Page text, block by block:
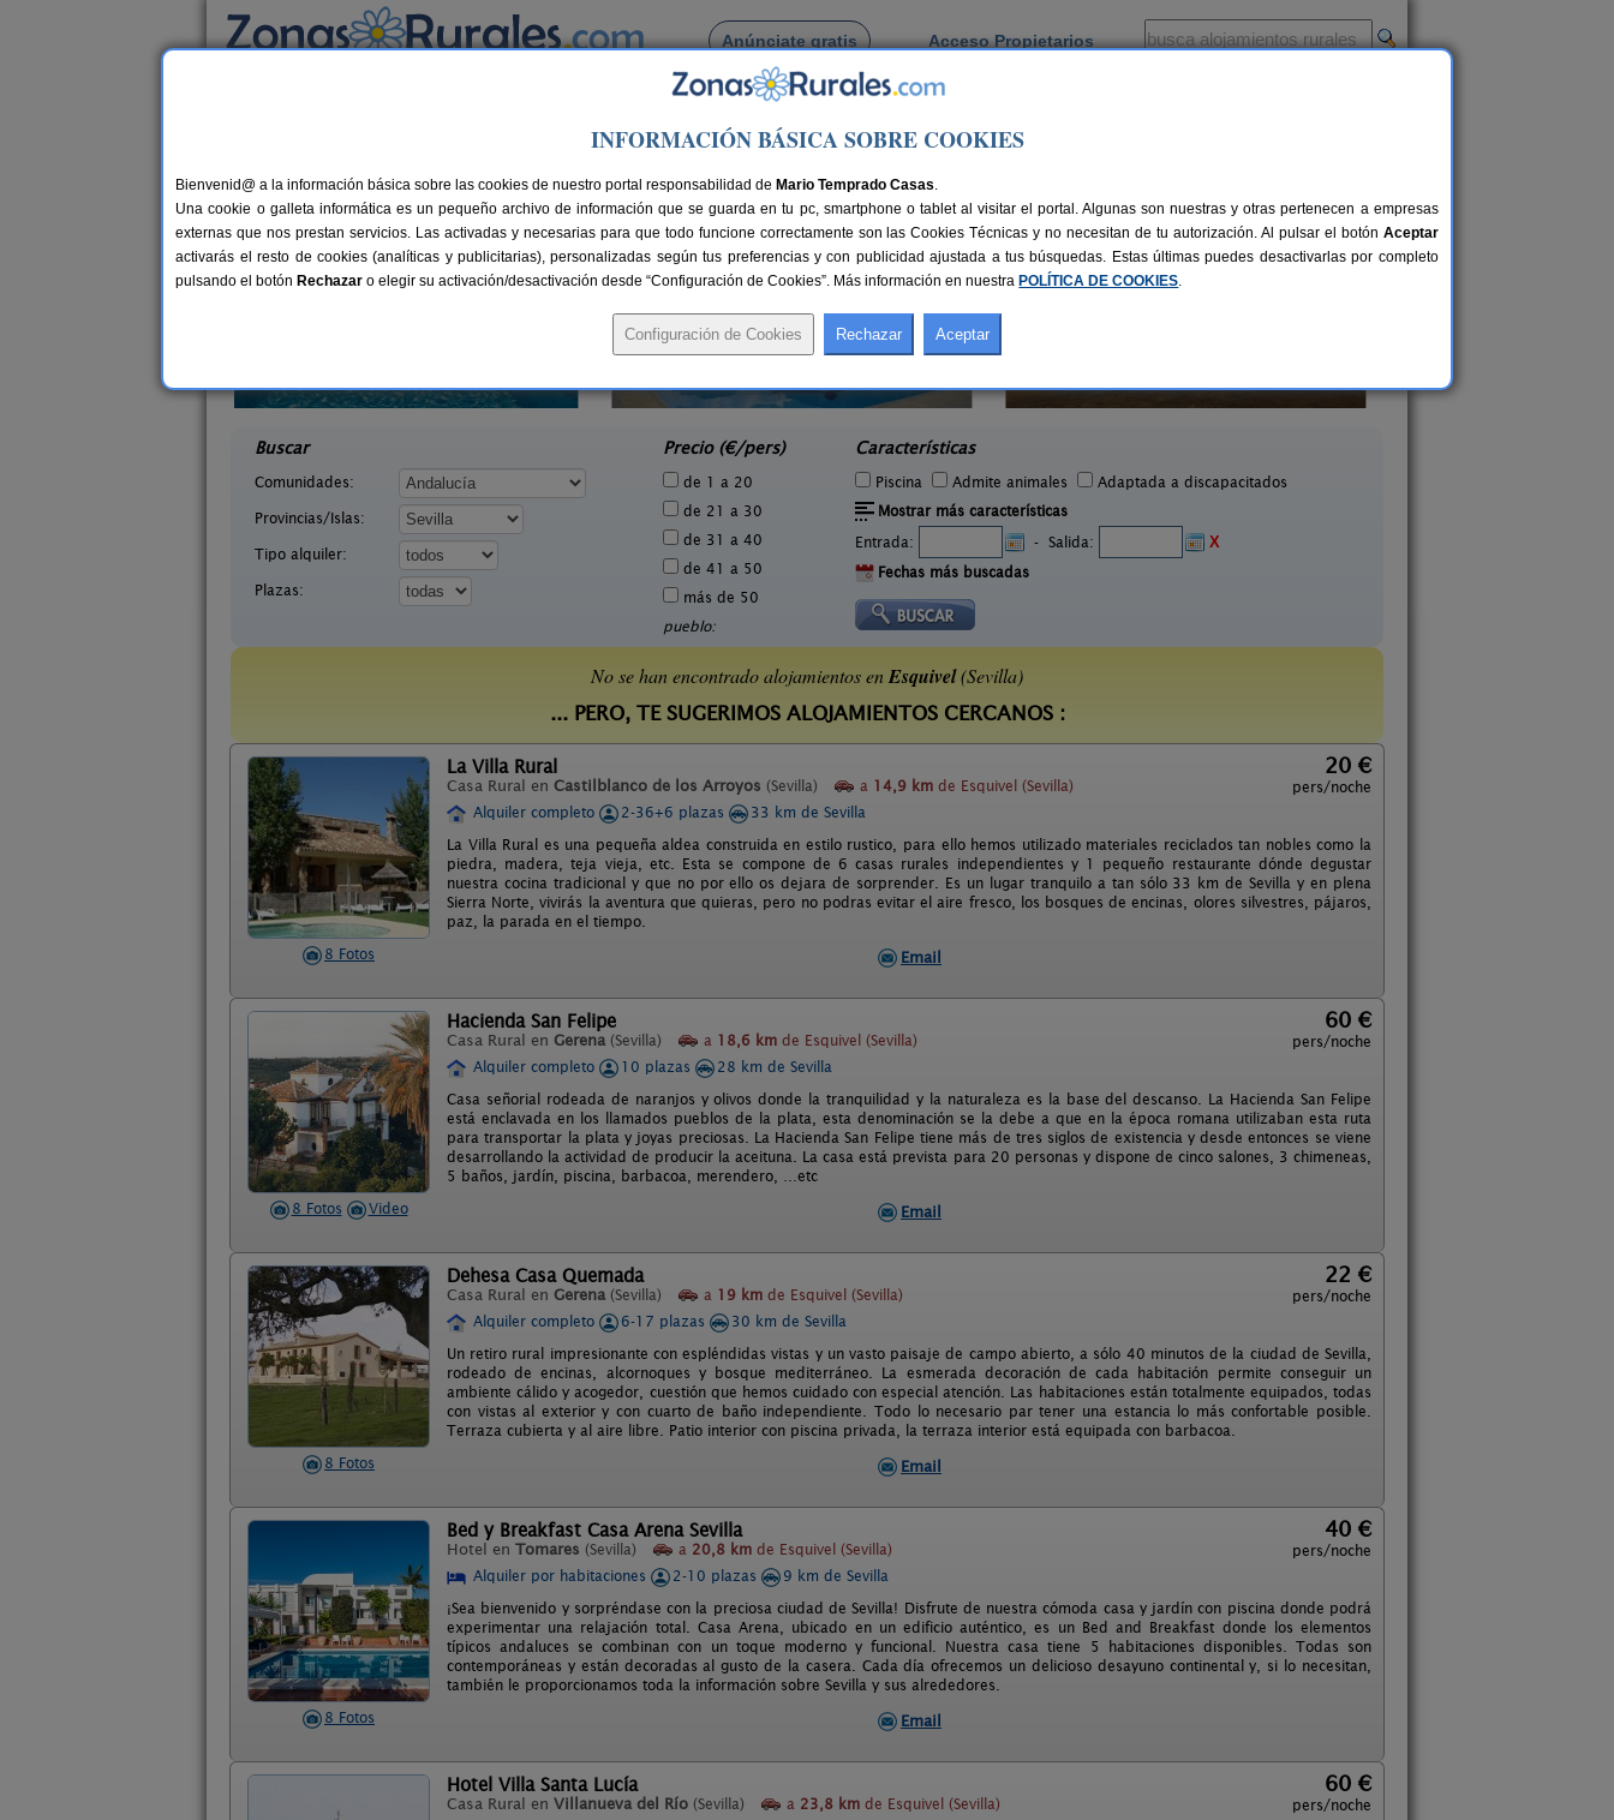
Anúnciate gratis Acceso Propietarios
Busca por pueblo
Casas Rurales cerca de Esquivel
35 €
Hacienda San José
Buscar
Comunidades:
Provincias/Islas:
Tipo alquiler:
Plazas:
Precio (€/pers)
de 1 a 20
de 21 a 30
de 31 a 40
de 41 a 50
más de 50
pueblo:
Características
Piscina Admite animales
Adaptada a discapacitados
Mostrar más características
Entrada:
- Salida:
X
Fechas más buscadas
No se han encontrado alojamientos enEsquivel(Sevilla)
... PERO, TE SUGERIMOS ALOJAMIENTOS CERCANOS :
8 Fotos
La Villa Rural
Casa Rural en Castilblanco de los Arroyos (Sevilla) a 14,9 km de Esquivel (Sevilla)
20 €
pers/noche
Alquiler completo
2-36+6 plazas
33 km de Sevilla
La Villa Rural es una pequeña aldea construida en estilo rustico, para ello hemos utilizado materiales reciclados tan nobles como la
piedra, madera, teja vieja, etc. Esta se compone de 6 casas rurales independientes y 1 pequeño restaurante dónde degustar
nuestra cocina tradicional y que no por ello os dejara de sorprender. Es un lugar tranquilo a tan sólo 33 km de Sevilla y en plena
Sierra Norte, vivirás la aventura que quieras, pero no podras evitar el aire fresco, los bosques de encinas, olores silvestres, pájaros,
paz, la parada en el tiempo.
Email
8 Fotos Video
Hacienda San Felipe
Casa Rural en Gerena (Sevilla) a 18,6 km de Esquivel (Sevilla)
60 €
pers/noche
Alquiler completo
10 plazas
28 km de Sevilla
Casa señorial rodeada de naranjos y olivos donde la tranquilidad y la naturaleza es la base del descanso. La Hacienda San Felipe
está enclavada en los llamados pueblos de la plata, esta denominación se la debe a que en la época romana utilizaban esta ruta
para transportar la plata y joyas preciosas. La Hacienda San Felipe tiene más de tres siglos de existencia y desde entonces se viene
desarrollando la actividad de producir la aceituna. La casa está prevista para 20 personas y dispone de cinco salones, 3 chimeneas,
5 baños, jardín, piscina, barbacoa, merendero, …etc
Email
8 Fotos
Dehesa Casa Quemada
Casa Rural en Gerena (Sevilla) a 19 km de Esquivel (Sevilla)
22 €
pers/noche
Alquiler completo
6-17 plazas
30 km de Sevilla
Un retiro rural impresionante con espléndidas vistas y un vasto paisaje de campo abierto, a sólo 40 minutos de la ciudad de Sevilla,
rodeado de encinas, alcornoques y bosque mediterráneo. La esmerada decoración de cada habitación permite conseguir un
ambiente cálido y acogedor, cuestión que hemos cuidado con especial atención. Las habitaciones están totalmente equipados, todas
con vistas al exterior y con cuarto de baño independiente. Todo lo necesario par tener una estancia lo más confortable posible.
Terraza cubierta y al aire libre. Patio interior con piscina privada, la terraza interior está equipada con barbacoa.
Email
8 Fotos
Bed y Breakfast Casa Arena Sevilla
Hotel en Tomares (Sevilla) a 20,8 km de Esquivel (Sevilla)
40 €
pers/noche
Alquiler por habitaciones
2-10 plazas
9 km de Sevilla
¡Sea bienvenido y sorpréndase con la preciosa ciudad de Sevilla! Disfrute de nuestra cómoda casa y jardín con piscina donde podrá
experimentar una relajación total. Casa Arena, ubicado en un edificio auténtico, es un Bed and Breakfast donde los elementos
típicos andaluces se combinan con un toque moderno y funcional. Nuestra casa tiene 5 habitaciones disponibles. Todas son
contemporáneas y están decoradas al gusto de la casera. Cada día ofrecemos un delicioso desayuno continental y, si lo necesitan,
también le proporcionamos toda la información sobre Sevilla y sus alrededores.
Email
Hotel Villa Santa Lucía
Casa Rural en Villanueva del Río (Sevilla) a 23,8 km de Esquivel (Sevilla)
60 €
pers/noche
INFORMACIÓN BÁSICA SOBRE COOKIES
Bienvenid@ a la información básica sobre las cookies de nuestro portal responsabilidad de Mario Temprado Casas.
Una cookie o galleta informática es un pequeño archivo de información que se guarda en tu pc, smartphone o tablet al visitar el portal. Algunas son nuestras y otras pertenecen a empresas
externas que nos prestan servicios. Las activadas y necesarias para que todo funcione correctamente son las Cookies Técnicas y no necesitan de tu autorización. Al pulsar el botón Aceptar
activarás el resto de cookies (analíticas y publicitarias), personalizadas según tus preferencias y con publicidad ajustada a tus búsquedas. Estas últimas puedes desactivarlas por completo
pulsando el botón Rechazar o elegir su activación/desactivación desde “Configuración de Cookies”. Más información en nuestra POLÍTICA DE COOKIES.